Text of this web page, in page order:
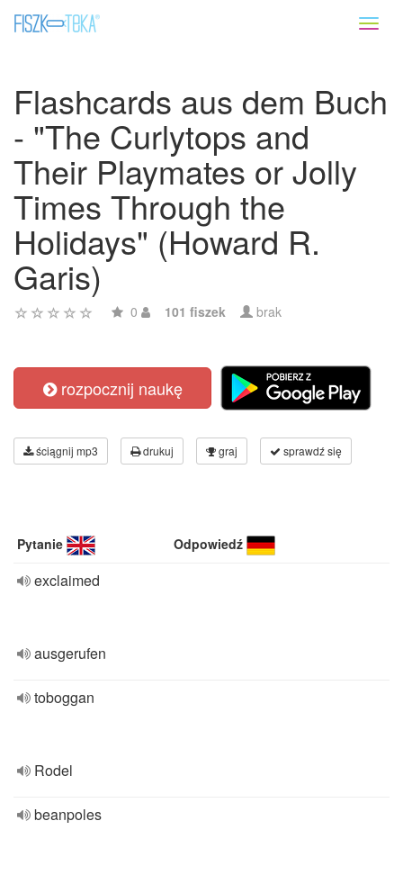
Flashcards aus dem Buch
- "The Curlytops and
Their Playmates or Jolly
Times Through the
Holidays" (Howard R.
Garis)
0 101 fiszek brak
rozpocznij naukę
ściągnij mp3 drukuj graj sprawdź się
Pytanie Odpowiedź
exclaimed
ausgerufen
toboggan
Rodel
beanpoles